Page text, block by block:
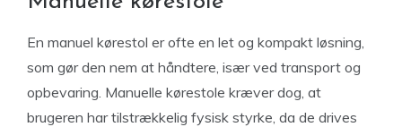
En manuel kørestol er ofte en let og kompakt løsning,
som gør den nem at håndtere, især ved transport og
opbevaring. Manuelle kørestole kræver dog, at
brugeren har tilstrækkelig fysisk styrke, da de drives